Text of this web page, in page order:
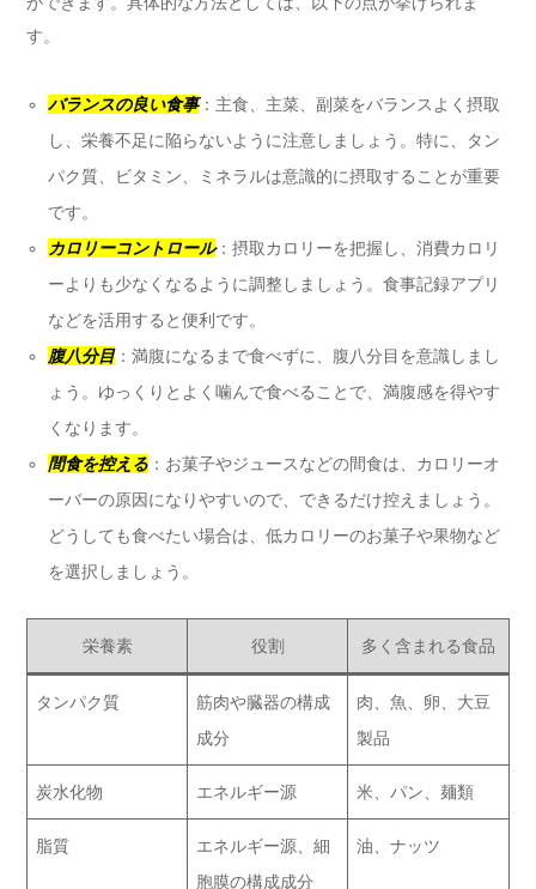
す。
バランスの良い食事：主食、主菜、副菜をバランスよく摂取
し、栄養不足に陥らないように注意しましょう。特に、タン
パク質、ビタミン、ミネラルは意識的に摂取することが重要
です。
カロリーコントロール：摂取カロリーを把握し、消費カロリ
ーよりも少なくなるように調整しましょう。食事記録アプリ
などを活用すると便利です。
腹八分目：満腹になるまで食べずに、腹八分目を意識しまし
ょう。ゆっくりとよく噛んで食べることで、満腹感を得やす
くなります。
間食を控える ：お菓子やジュースなどの間食は、カロリーオ
ーバーの原因になりやすいので、できるだけ控えましょう。
どうしても食べたい場合は、低カロリーのお菓子や果物など
を選択しましょう。
栄養素 役割 多く含まれる食品
タンパク質
筋肉や臓器の構成
成分
肉、魚、卵、大豆
製品
炭水化物 エネルギー源 米、パン、麺類
脂質
エネルギー源、細
胞膜の構成成分
油、ナッツ